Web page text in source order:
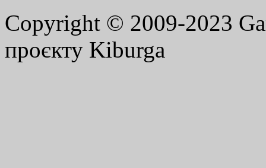
Copyright © 2009-2023
проєкту Kiburga